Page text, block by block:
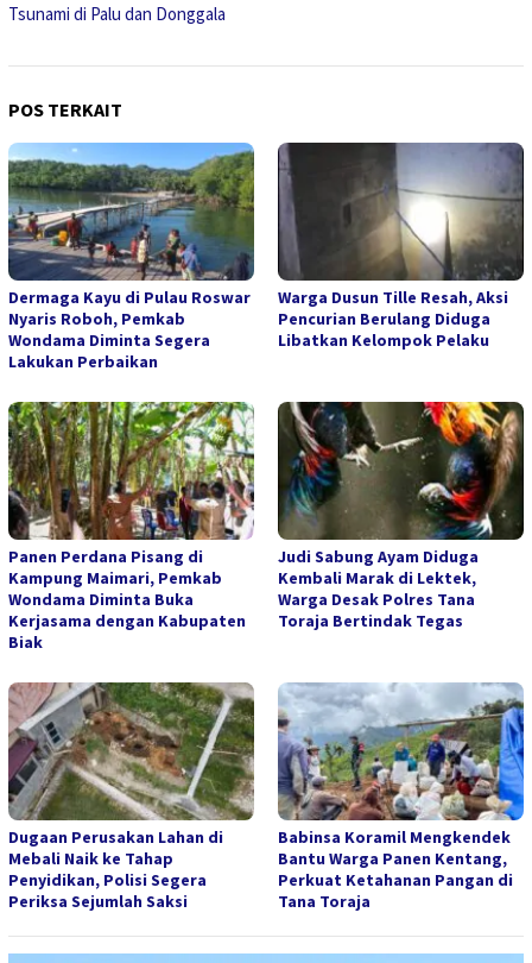
Tsunami di Palu dan Donggala
POS TERKAIT
Dermaga Kayu di Pulau Roswar
Nyaris Roboh, Pemkab
Wondama Diminta Segera
Lakukan Perbaikan
Warga Dusun Tille Resah, Aksi
Pencurian Berulang Diduga
Libatkan Kelompok Pelaku
Panen Perdana Pisang di
Kampung Maimari, Pemkab
Wondama Diminta Buka
Kerjasama dengan Kabupaten
Biak
Judi Sabung Ayam Diduga
Kembali Marak di Lektek,
Warga Desak Polres Tana
Toraja Bertindak Tegas
Dugaan Perusakan Lahan di
Mebali Naik ke Tahap
Penyidikan, Polisi Segera
Periksa Sejumlah Saksi
Babinsa Koramil Mengkendek
Bantu Warga Panen Kentang,
Perkuat Ketahanan Pangan di
Tana Toraja